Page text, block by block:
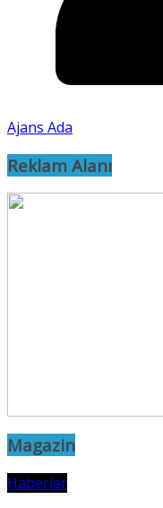
Ajans Ada
Reklam Alanı
Magazin
Haberler